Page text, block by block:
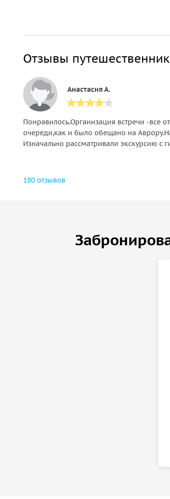
Отзывы
Анастасия А.
Понравилось.Организация встречи -все
очереди,как и было обещано на
Изначально рассматривали экскурсию с
180 отзывов